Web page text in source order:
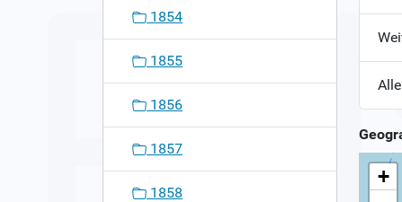
+
1854
1855
1856
1857
1858